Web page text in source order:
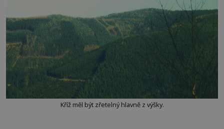
Kříž měl být zřetelný hlavně z výšky.